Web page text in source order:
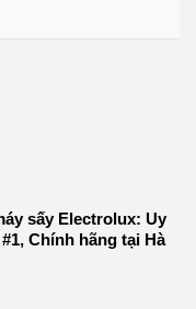
sấy Electrolux: Uy
Chính hãng tại Hà